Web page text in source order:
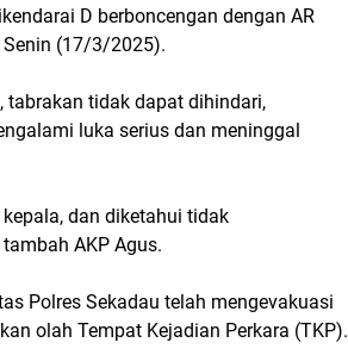
D berboncengan dengan AR
Senin (17/3/2025).
tabrakan tidak dapat dihindari,
luka serius dan meninggal
dan diketahui tidak
AKP Agus.
Polres Sekadau telah mengevakuasi
olah Tempat Kejadian Perkara (TKP).